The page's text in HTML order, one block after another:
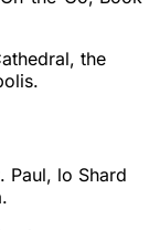
the
Paul, lo Shard